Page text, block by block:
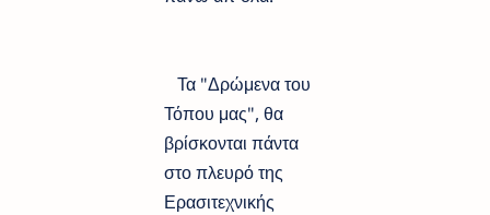
Τα "Δρώμενα του
Τόπου μας", θα
βρίσκονται πάντα
στο πλευρό της
Ερασιτεχνικής